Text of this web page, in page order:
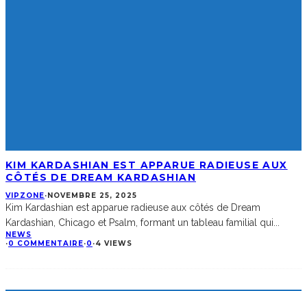
KIM KARDASHIAN EST APPARUE RADIEUSE AUX
CÔTÉS DE DREAM KARDASHIAN
VIPZONE· NOVEMBRE 25, 2025
Kim Kardashian est apparue radieuse aux côtés de Dream
Kardashian, Chicago et Psalm, formant un tableau familial qui...
NEWS
·0 COMMENTAIRE·0 ·4 VIEWS